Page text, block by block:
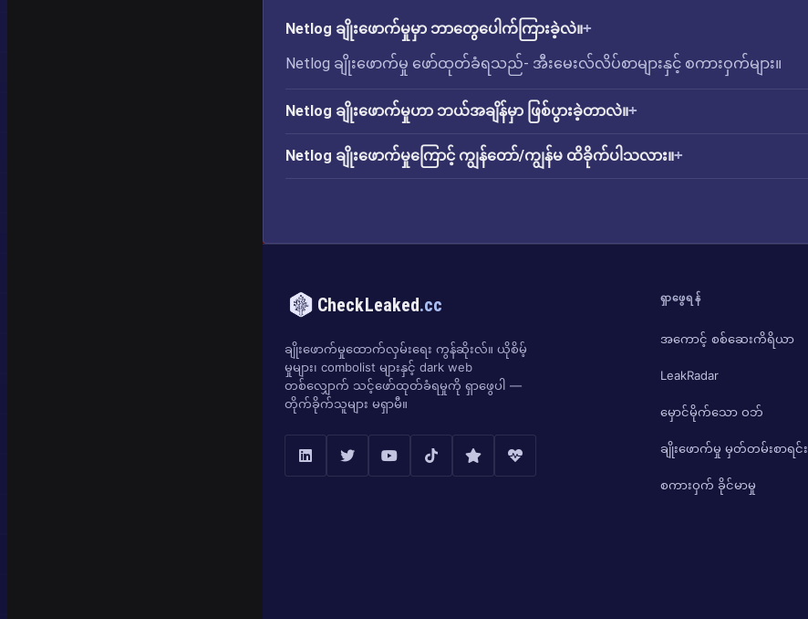
Netlog ချိုးဖောက်မှုမှာ ဘာတွေပေါက်ကြားခဲ့လဲ။
Netlog ချိုးဖောက်မှု ဖော်ထုတ်ခံရသည်- အီးမေးလ်လိပ်စာများနှင့် စကားဝှက်များ။
Netlog ချိုးဖောက်မှုဟာ ဘယ်အချိန်မှာ ဖြစ်ပွားခဲ့တာလဲ။
Netlog ချိုးဖောက်မှုကြောင့် ကျွန်တော်/ကျွန်မ ထိခိုက်ပါသလား။
CheckLeaked.cc
ချိုးဖောက်မှုထောက်လှမ်းရေး ကွန်ဆိုးလ်။ ယိုစိမ့်
မှုများ၊ combolist များနှင့် dark web
တစ်လျှောက် သင့်ဖော်ထုတ်ခံရမှုကို ရှာဖွေပါ —
တိုက်ခိုက်သူများ မရှာမီ။
ရှာဖွေရန်
အကောင့် စစ်ဆေးကိရိယာ
LeakRadar
မှောင်မိုက်သော ဝဘ်
ချိုးဖောက်မှု မှတ်တမ်းစာရင်း
စကားဝှက် ခိုင်မာမှု